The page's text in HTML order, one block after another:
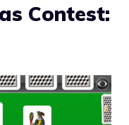
Contest: